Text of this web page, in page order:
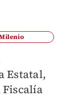
Estatal,